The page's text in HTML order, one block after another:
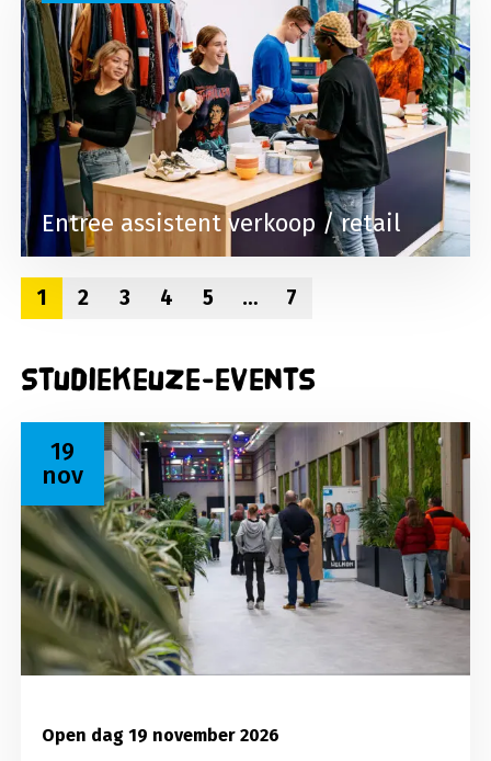
Entree assistent verkoop / retail
1 2 3 4 5 … 7
Studiekeuze-events
Open dag 19 november 2026
19
nov
Lees meer over Open dag 19 november 2026